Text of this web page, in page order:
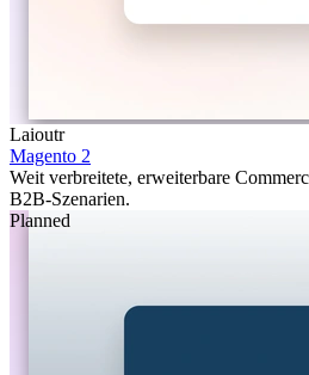
Laioutr
Magento 2
Weit verbreitete, erweiterbare
B2B-Szenarien.
Planned